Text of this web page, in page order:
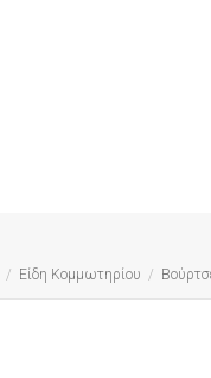
Είδη Κομμωτηρίου